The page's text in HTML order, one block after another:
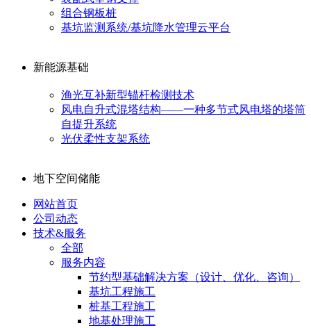
组合钢板桩
基坑监测系统/基坑降水管理云平台
新能源基础
渔光互补新型锚杆检测技术
风电自升式混塔结构——一种多节式风电塔的塔筒
自提升系统
光伏柔性支架系统
地下空间储能
网站首页
公司动态
技术&服务
全部
服务内容
节约型基础解决方案（设计、优化、咨询）
基坑工程施工
桩基工程施工
地基处理施工